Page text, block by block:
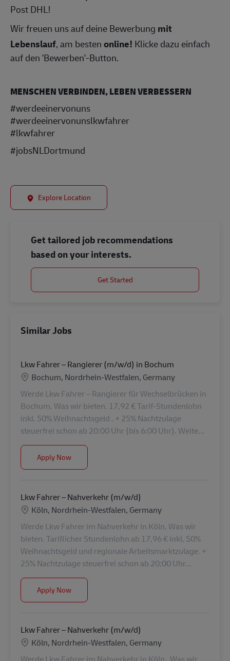
Post DHL!
Wir freuen uns auf deine Bewerbung mit
Lebenslauf, am bestenonline! Klicke dazu einfach
auf den 'Bewerben'-Button.
MENSCHEN VERBINDEN, LEBEN VERBESSERN
#werdeeinervonuns
#werdeeinervonunslkwfahrer
#lkwfahrer
#jobsNLDortmund
Explore Location
Get tailored job recommendations
based on your interests.
Get Started
Similar Jobs
Lkw Fahrer – Rangierer (m/w/d) in Bochum
Location
Bochum, Nordrhein-Westfalen, Germany
Werde Lkw Fahrer – Rangierer für Wechselbrücken in
Bochum. Was wir bieten. 17,92 € Tarif-Stundenlohn
inkl. 50% Weihnachtsgeld . + 25% Nachtzulage
steuerfrei schon ab 20:00 Uhr (bis 6:00 Uhr). Weite...
Apply NowLkw Fahrer – Rangierer (m/w/d) in Bochum
Lkw Fahrer – Nahverkehr (m/w/d)
Location
Köln, Nordrhein-Westfalen, Germany
Werde Lkw Fahrer im Nahverkehr in Köln. Was wir
bieten. Tariflicher Stundenlohn ab 17,96 € inkl. 50%
Weihnachtsgeld und regionale Arbeitsmarktzulage. +
25% Nachtzulage steuerfrei schon ab 20:00 Uhr...
Apply NowLkw Fahrer – Nahverkehr (m/w/d)
Lkw Fahrer – Nahverkehr (m/w/d)
Location
Köln, Nordrhein-Westfalen, Germany